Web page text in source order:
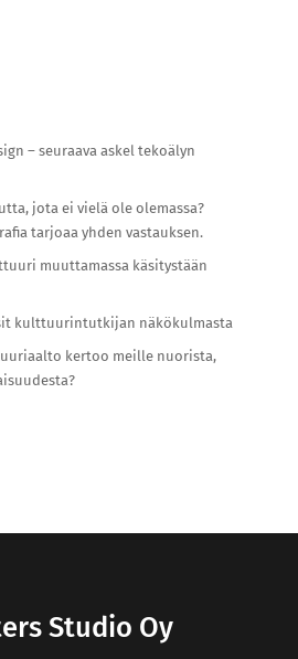
– seuraava askel tekoälyn
jota ei vielä ole olemassa?
tarjoaa yhden vastauksen.
muuttamassa käsitystään
kulttuurintutkijan näkökulmasta
kertoo meille nuorista,
Studio Oy